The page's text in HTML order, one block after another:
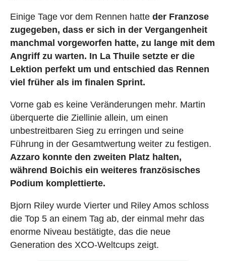
Einige Tage vor dem Rennen hatte der Franzose
zugegeben, dass er sich in der Vergangenheit
manchmal vorgeworfen hatte, zu lange mit dem
Angriff zu warten. In La Thuile setzte er die
Lektion perfekt um und entschied das Rennen
viel früher als im finalen Sprint.
Vorne gab es keine Veränderungen mehr. Martin
überquerte die Ziellinie allein, um einen
unbestreitbaren Sieg zu erringen und seine
Führung in der Gesamtwertung weiter zu festigen.
Azzaro konnte den zweiten Platz halten,
während Boichis ein weiteres französisches
Podium komplettierte.
Bjorn Riley wurde Vierter und Riley Amos schloss
die Top 5 an einem Tag ab, der einmal mehr das
enorme Niveau bestätigte, das die neue
Generation des XCO-Weltcups zeigt.